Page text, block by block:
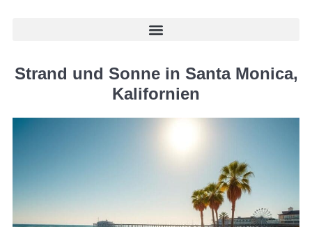
Strand und Sonne in Santa Monica,
Kalifornien